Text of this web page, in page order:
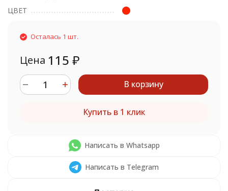
ЦВЕТ
Осталась 1 шт.
Цена 115 ₽
В корзину
Купить в 1 клик
Написать в Whatsapp
Написать в Telegram